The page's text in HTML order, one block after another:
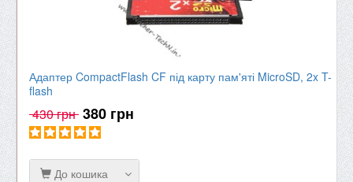
Адаптер CompactFlash CF під карту пам'яті MicroSD, 2x T-
flash
430 грн 380 грн
До кошика